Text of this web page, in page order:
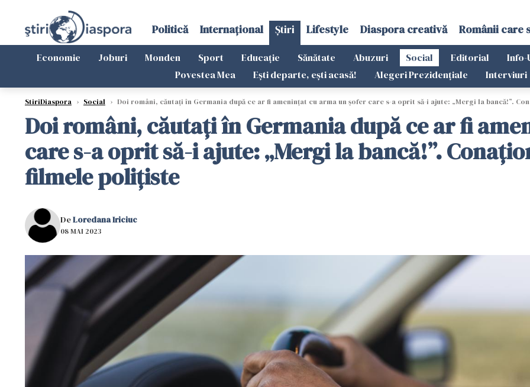
Politică Internațional Știri Lifestyle Diaspora creativă Românii care
Economie Joburi Monden Sport Educație Sănătate Abuzuri Social Editorial Info-
Povestea Mea
Ești departe, ești acasă! Alegeri Prezidențiale Interviuri
StiriDiaspora › Social › Doi români, căutați în Germania după ce ar fi amenințat cu arma un șofer care s-a oprit să-i ajute: „Mergi la bancă!”.
Doi români, căutați în Germania după ce ar fi
care s-a oprit să-i ajute: „Mergi la bancă!”.
filmele polițiste
DeLoredana Iriciuc
08 MAI 2023